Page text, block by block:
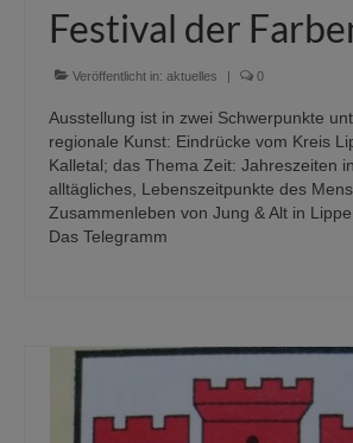
Festival der
Veröffentlicht in: aktuelles | 0
Ausstellung ist in zwei Schwerpunkte
regionale Kunst: Eindrücke vom Kreis
Kalletal; das Thema Zeit: Jahreszeiten
alltägliches, Lebenszeitpunkte des
Zusammenleben von Jung & Alt in
Das Telegramm